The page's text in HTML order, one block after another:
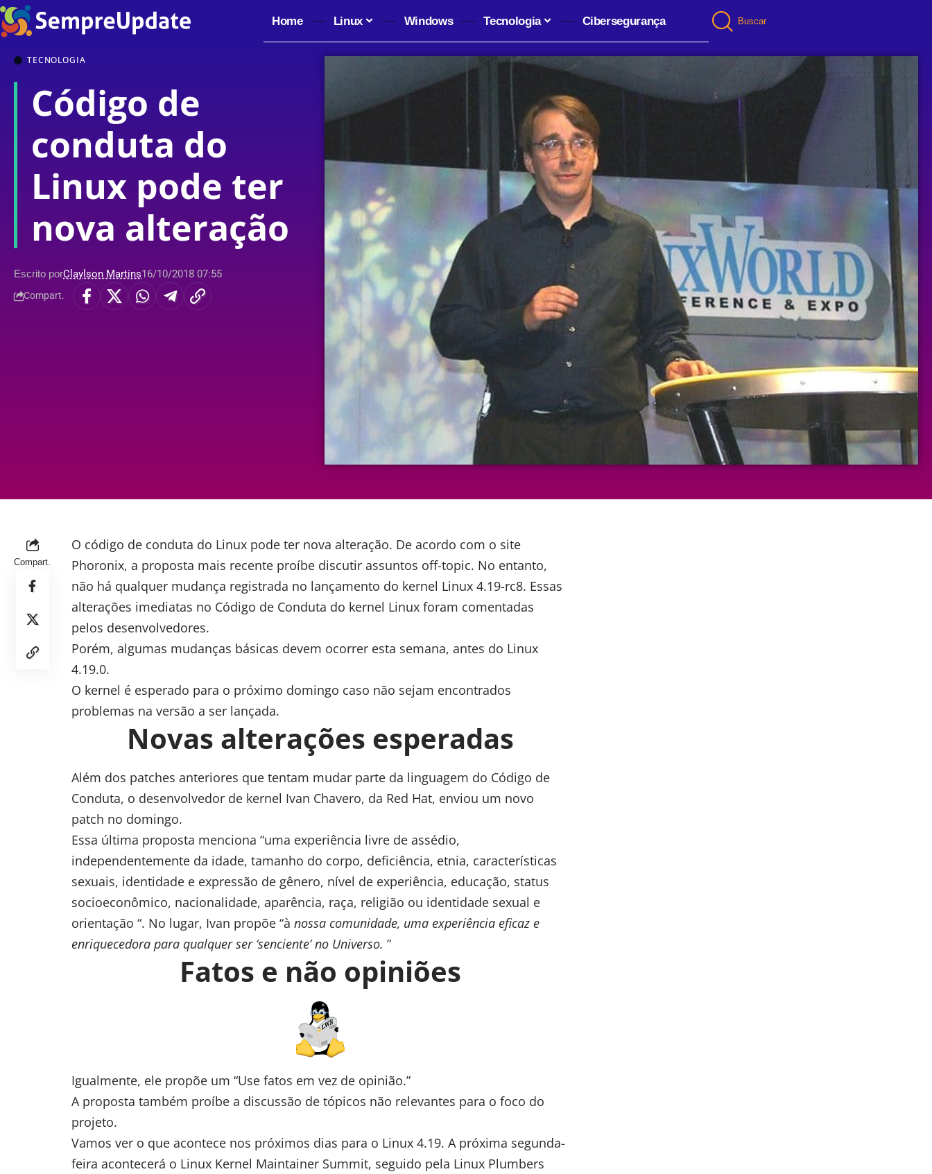
Home Linux Windows Tecnologia Cibersegurança Buscar
TECNOLOGIA
Código de
conduta do
Linux pode ter
nova alteração
Escrito porClaylson Martins16/10/2018 07:55
Compart.
Compart.
O código de conduta do Linux pode ter nova alteração. De acordo com o site
Phoronix, a proposta mais recente proíbe discutir assuntos off-topic. No entanto,
não há qualquer mudança registrada no lançamento do kernel Linux 4.19-rc8. Essas
alterações imediatas no Código de Conduta do kernel Linux foram comentadas
pelos desenvolvedores.
Porém, algumas mudanças básicas devem ocorrer esta semana, antes do Linux
4.19.0.
O kernel é esperado para o próximo domingo caso não sejam encontrados
problemas na versão a ser lançada.
Novas alterações esperadas
Além dos patches anteriores que tentam mudar parte da linguagem do Código de
Conduta, o desenvolvedor de kernel Ivan Chavero, da Red Hat, enviou um novo
patch no domingo.
Essa última proposta menciona “uma experiência livre de assédio,
independentemente da idade, tamanho do corpo, deficiência, etnia, características
sexuais, identidade e expressão de gênero, nível de experiência, educação, status
socioeconômico, nacionalidade, aparência, raça, religião ou identidade sexual e
orientação “. No lugar, Ivan propõe “à nossa comunidade, uma experiência eficaz e
enriquecedora para qualquer ser ‘senciente’ no Universo. ”
Fatos e não opiniões
Igualmente, ele propõe um “Use fatos em vez de opinião.”
A proposta também proíbe a discussão de tópicos não relevantes para o foco do
projeto.
Vamos ver o que acontece nos próximos dias para o Linux 4.19. A próxima segunda-
feira acontecerá o Linux Kernel Maintainer Summit, seguido pela Linux Plumbers